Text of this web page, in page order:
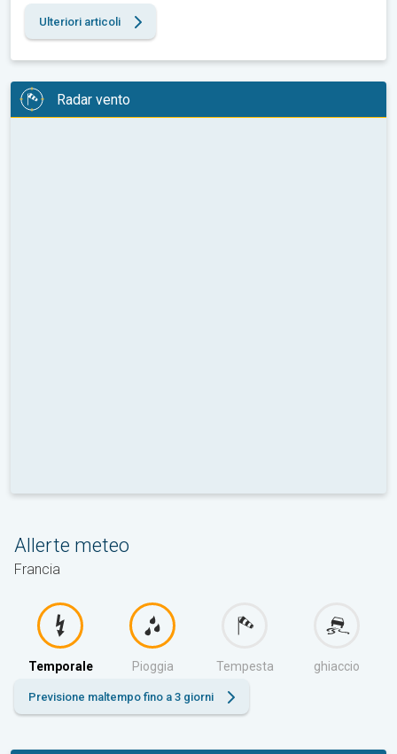
Ulteriori articoli
Radar vento
Allerte meteo
Francia
Temporale Pioggia Tempesta ghiaccio
Previsione maltempo fino a 3 giorni